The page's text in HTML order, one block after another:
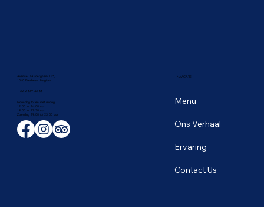
Avenue D'Auderghem 135,
1040 Etterbeek, Belgium
+ 32 2 649 43 66
Maandag tot en met vrijdag
12:00 tot 14:00 uur
19:00 tot 22:30 uur
​Zaterdag 19:00 tot 23:00 uur
Menu
Ons Verhaal
Ervaring
Contact Us
NAVIGATIE